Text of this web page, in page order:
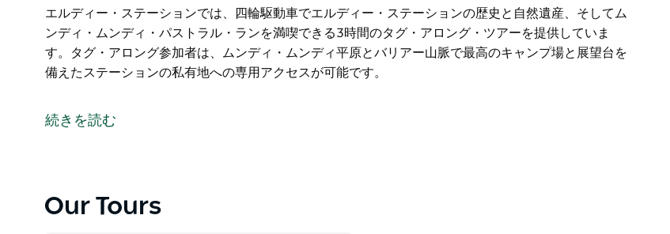
エルディー・ステーションでは、四輪駆動車でエルディー・ステーションの歴史と自然遺産、そしてム
ンディ・ムンディ・パストラル・ランを満喫できる3時間のタグ・アロング・ツアーを提供していま
す。タグ・アロング参加者は、ムンディ・ムンディ平原とバリアー山脈で最高のキャンプ場と展望台を
備えたステーションの私有地への専用アクセスが可能です。
ンディ・ムンディ・パストラル・ランを満喫できる3時間のタグ・アロング・ツアーを提供していま
す。タグ・アロング参加者は、ムンディ・ムンディ平原とバリアー山脈で最高のキャンプ場と展望台を
続きを読む
Our Tours